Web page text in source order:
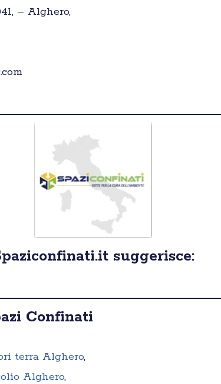
– Alghero,
suggerisce:
Confinati
terra Alghero,
Alghero,